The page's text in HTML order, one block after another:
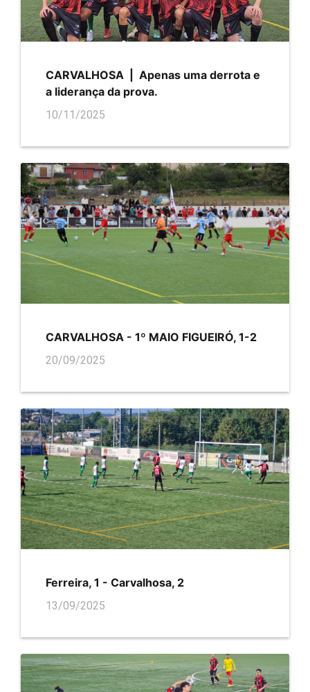
CARVALHOSA | Apenas uma derrota e
a liderança da prova.
10/11/2025
CARVALHOSA - 1º MAIO FIGUEIRÓ, 1-2
20/09/2025
Ferreira, 1 - Carvalhosa, 2
13/09/2025